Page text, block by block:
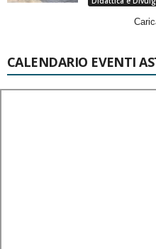
CALENDARIO EVENTI